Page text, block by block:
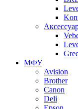
МФУ
Avision
Brother
Canon
Deli